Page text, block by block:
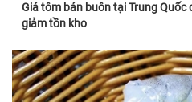
Giá tôm bán buôn tại Trung
giảm tồn kho